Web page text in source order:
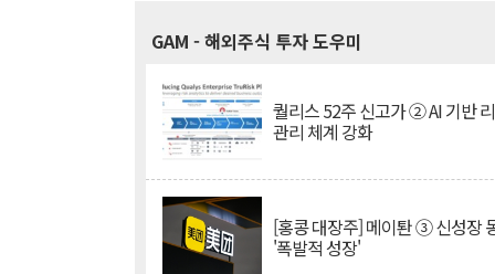
GAM - 해외주식 투자 도우미
퀄리스 52주 신고가 ② AI 기반
관리 체계 강화
[홍콩 대장주] 메이퇀 ③ 신성장
'폭발적 성장'